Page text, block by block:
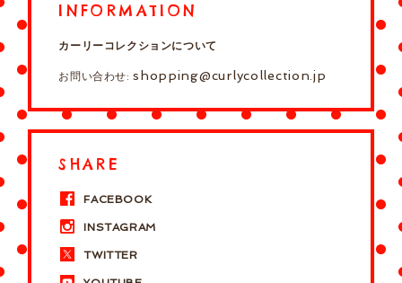
INFORMATION
カーリーコレクションについて
お問い合わせ:shopping@curlycollection.jp
SHARE
FACEBOOK
INSTAGRAM
TWITTER